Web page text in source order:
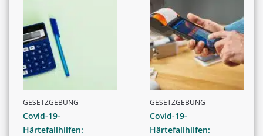
GESETZGEBUNG
Covid-19-
Härtefallhilfen:
GESETZGEBUNG
Covid-19-
Härtefallhilfen: